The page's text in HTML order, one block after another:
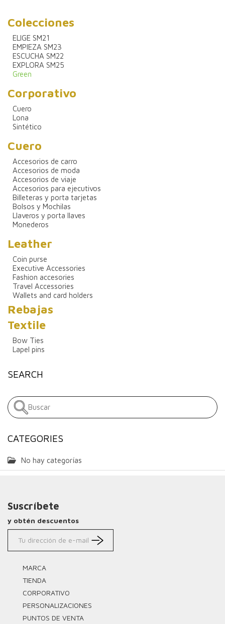
Colecciones
ELIGE SM21
EMPIEZA SM23
ESCUCHA SM22
EXPLORA SM25
Green
Corporativo
Cuero
Lona
Sintético
Cuero
Accesorios de carro
Accesorios de moda
Accesorios de viaje
Accesorios para ejecutivos
Billeteras y porta tarjetas
Bolsos y Mochilas
Llaveros y porta llaves
Monederos
Leather
Coin purse
Executive Accessories
Fashion accesories
Travel Accessories
Wallets and card holders
Rebajas
Textile
Bow Ties
Lapel pins
SEARCH
CATEGORIES
No hay categorías
Suscríbete
y obtén descuentos
MARCA
TIENDA
CORPORATIVO
PERSONALIZACIONES
PUNTOS DE VENTA